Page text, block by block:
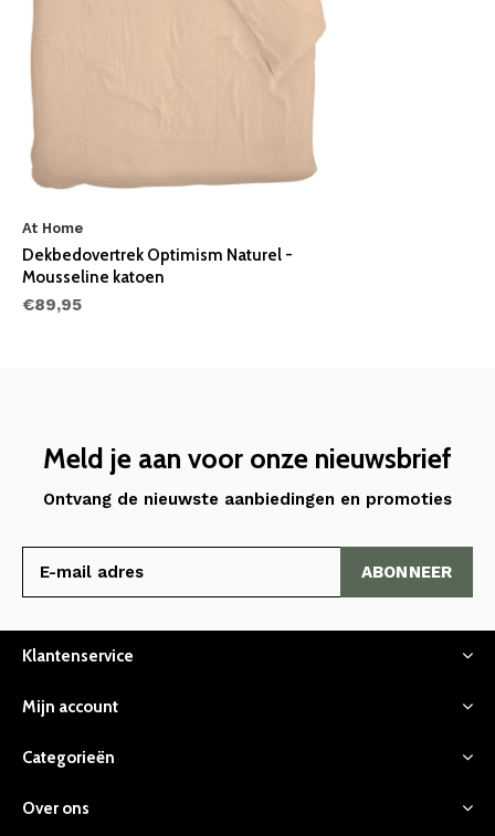
At Home
Dekbedovertrek Optimism Naturel -
Mousseline katoen
€89,95
Meld je aan voor onze nieuwsbrief
Ontvang de nieuwste aanbiedingen en promoties
ABONNEER
Klantenservice
Mijn account
Categorieën
Over ons